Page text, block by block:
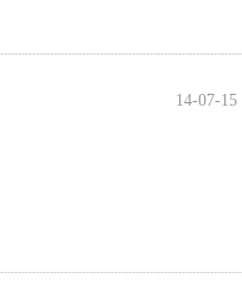
14-07-15